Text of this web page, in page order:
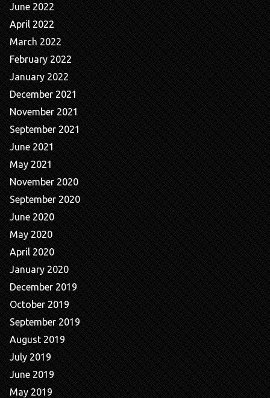
June 2022
April 2022
March 2022
February 2022
January 2022
December 2021
November 2021
September 2021
June 2021
May 2021
November 2020
September 2020
June 2020
May 2020
April 2020
January 2020
December 2019
October 2019
September 2019
August 2019
July 2019
June 2019
May 2019